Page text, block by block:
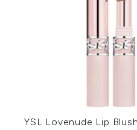
YSL Lovenude Lip